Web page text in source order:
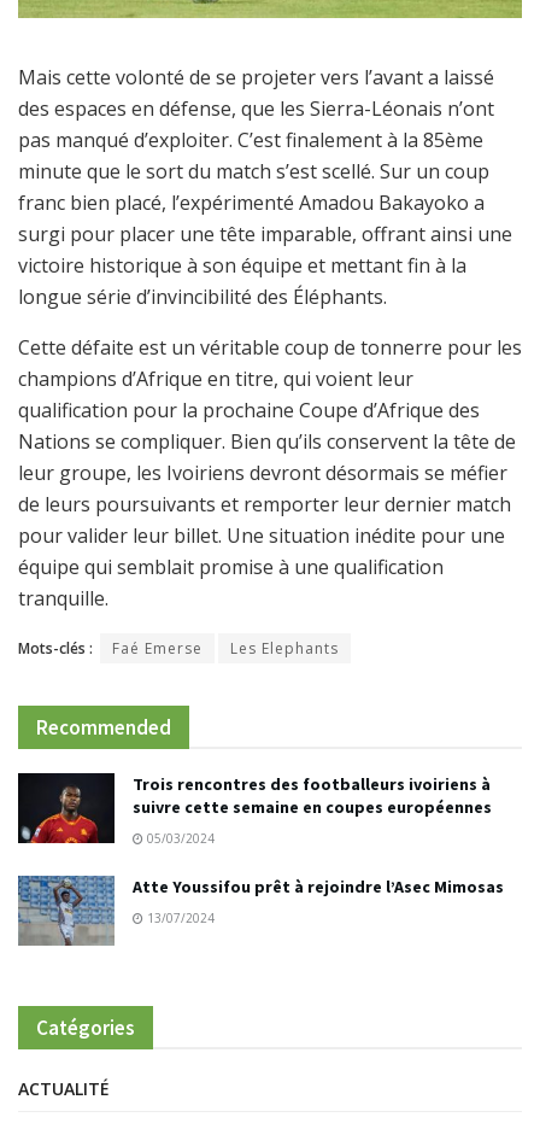
Mais cette volonté de se projeter vers l’avant a laissé
des espaces en défense, que les Sierra-Léonais n’ont
pas manqué d’exploiter. C’est finalement à la 85ème
minute que le sort du match s’est scellé. Sur un coup
franc bien placé, l’expérimenté Amadou Bakayoko a
surgi pour placer une tête imparable, offrant ainsi une
victoire historique à son équipe et mettant fin à la
longue série d’invincibilité des Éléphants.
Cette défaite est un véritable coup de tonnerre pour les
champions d’Afrique en titre, qui voient leur
qualification pour la prochaine Coupe d’Afrique des
Nations se compliquer. Bien qu’ils conservent la tête de
leur groupe, les Ivoiriens devront désormais se méfier
de leurs poursuivants et remporter leur dernier match
pour valider leur billet. Une situation inédite pour une
équipe qui semblait promise à une qualification
tranquille.
Mots-clés : Faé Emerse Les Elephants
Recommended
Trois rencontres des footballeurs ivoiriens à
suivre cette semaine en coupes européennes
05/03/2024
Atte Youssifou prêt à rejoindre l’Asec Mimosas
13/07/2024
Catégories
ACTUALITÉ